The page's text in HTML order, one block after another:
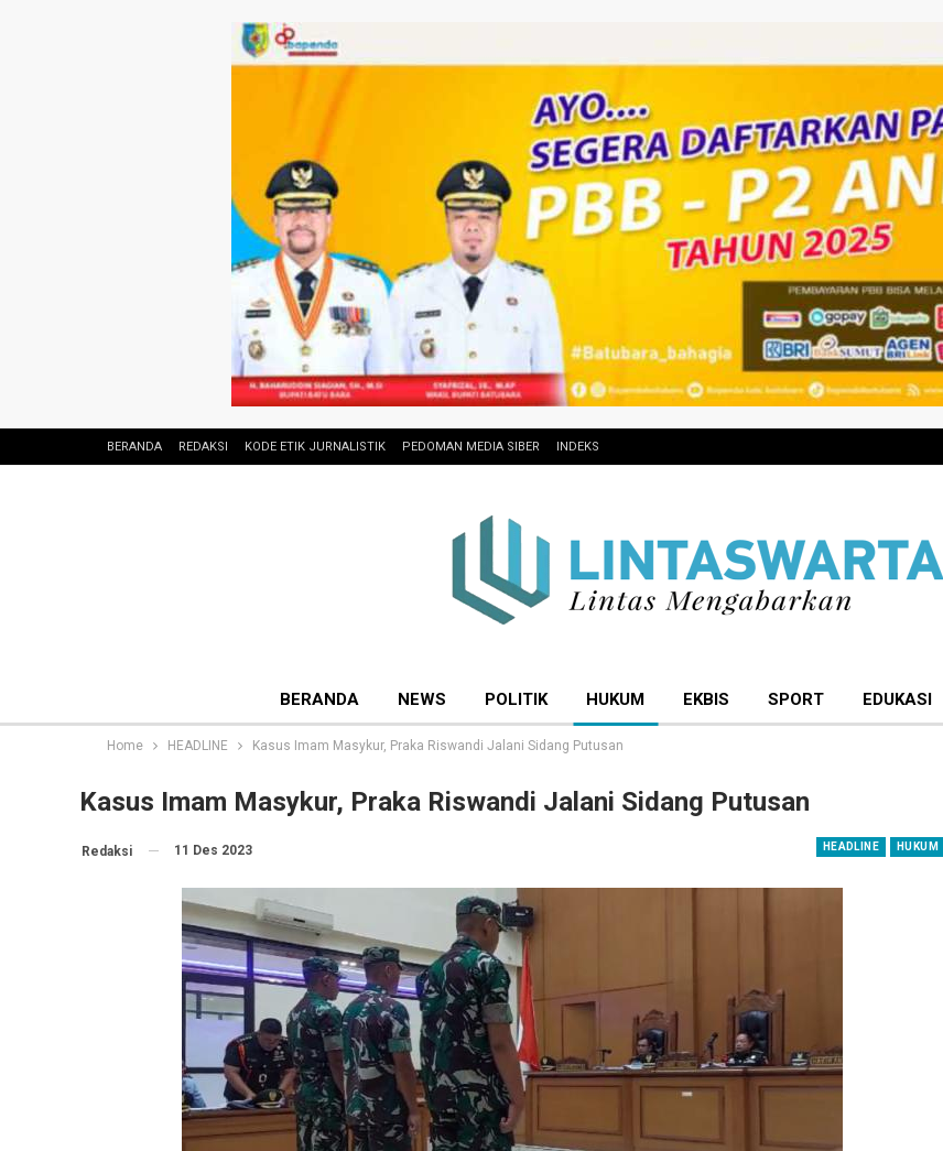
BERANDA REDAKSI KODE ETIK JURNALISTIK PEDOMAN MEDIA SIBER INDEKS
BERANDA NEWS POLITIK HUKUM EKBIS SPORT EDUKASI
Home HEADLINE Kasus Imam Masykur, Praka Riswandi Jalani Sidang Putusan
Kasus Imam Masykur, Praka Riswandi Jalani Sidang Putusan
HEADLINE HUKUM
Redaksi 11 Des 2023